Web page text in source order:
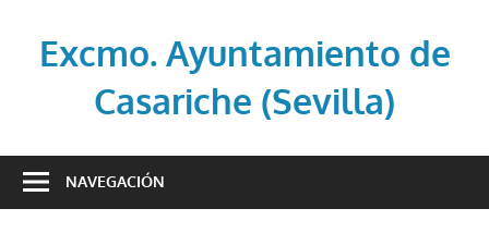
contenidoExcmo. Ayuntamiento de
Casariche (Sevilla)
oficialNAVEGACIÓN